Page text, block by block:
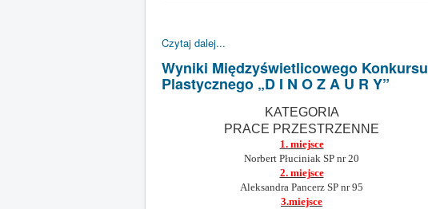
Czytaj dalej...
Wyniki Międzyświetlicowego Konkursu
Plastycznego „D I N O Z A U R Y”
KATEGORIA
PRACE PRZESTRZENNE
1. miejsce
Norbert Płuciniak SP nr 20
2. miejsce
Aleksandra Pancerz SP nr 95
3.miejsce